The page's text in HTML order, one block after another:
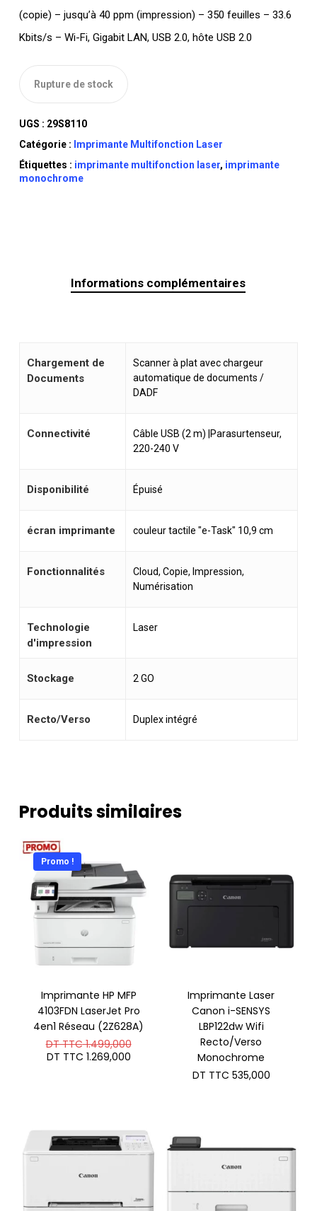
(copie) – jusqu’à 40 ppm (impression) – 350 feuilles – 33.6
Kbits/s – Wi-Fi, Gigabit LAN, USB 2.0, hôte USB 2.0
Rupture de stock
UGS : 29S8110
Catégorie : Imprimante Multifonction Laser
Étiquettes : imprimante multifonction laser, imprimante
monochrome
Informations complémentaires
Chargement de
Documents
Scanner à plat avec chargeur
automatique de documents /
DADF
Connectivité
Câble USB (2 m) |Parasurtenseur,
220-240 V
Disponibilité Épuisé
écran imprimante couleur tactile "e-Task" 10,9 cm
Fonctionnalités
Cloud, Copie, Impression,
Numérisation
Technologie
d'impression
Laser
Stockage 2 GO
Recto/Verso Duplex intégré
Produits similaires
Promo !
Imprimante HP MFP
4103FDN LaserJet Pro
4en1 Réseau (2Z628A)
DT TTC1.499,000Le
DT TTC 1.269,000Le
Imprimante Laser
Canon i-SENSYS
LBP122dw Wifi
Recto/Verso
Monochrome
DT TTC 535,000